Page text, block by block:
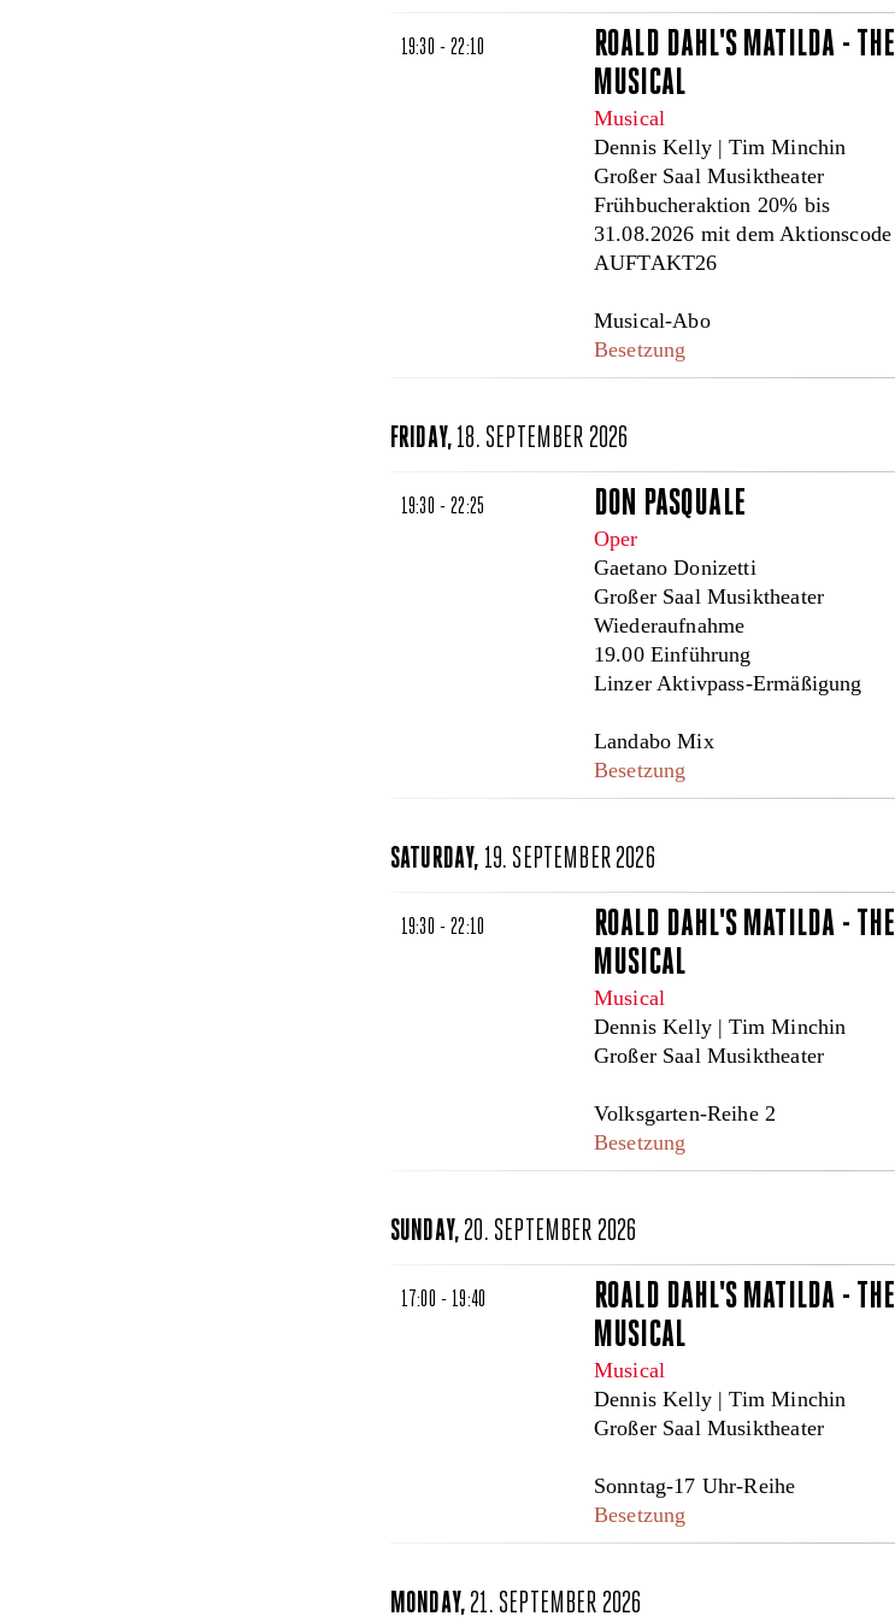
19:30 - 22:10
ROALD DAHL'S MATILDA - THE
MUSICAL
Musical
Dennis Kelly | Tim Minchin
Großer Saal Musiktheater
Frühbucheraktion 20% bis
31.08.2026 mit dem Aktionscode
AUFTAKT26
Musical-Abo
Besetzung
FRIDAY, 18. SEPTEMBER 2026
19:30 - 22:25 DON PASQUALE
Oper
Gaetano Donizetti
Großer Saal Musiktheater
Wiederaufnahme
19.00 Einführung
Linzer Aktivpass-Ermäßigung
Landabo Mix
Besetzung
SATURDAY, 19. SEPTEMBER 2026
19:30 - 22:10
ROALD DAHL'S MATILDA - THE
MUSICAL
Musical
Dennis Kelly | Tim Minchin
Großer Saal Musiktheater
Volksgarten-Reihe 2
Besetzung
SUNDAY, 20. SEPTEMBER 2026
17:00 - 19:40
ROALD DAHL'S MATILDA - THE
MUSICAL
Musical
Dennis Kelly | Tim Minchin
Großer Saal Musiktheater
Sonntag-17 Uhr-Reihe
Besetzung
MONDAY, 21. SEPTEMBER 2026